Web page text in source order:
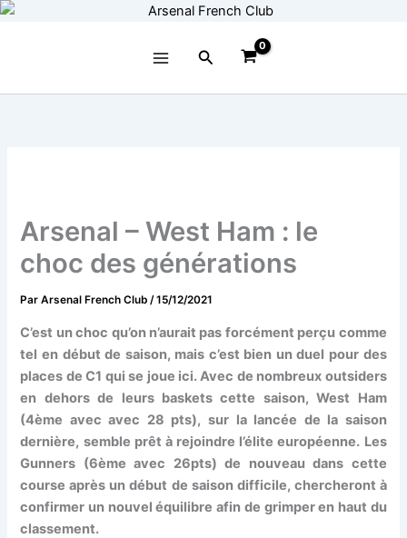
Aller
Rechercher
Arsenal – West Ham : le
choc des générations
ParArsenal French Club/15/12/2021
C’est un choc qu’on n’aurait pas forcément perçu comme
tel en début de saison, mais c’est bien un duel pour des
places de C1 qui se joue ici. Avec de nombreux outsiders
en dehors de leurs baskets cette saison, West Ham
(4ème avec avec 28 pts), sur la lancée de la saison
dernière, semble prêt à rejoindre l’élite européenne. Les
Gunners (6ème avec 26pts) de nouveau dans cette
course après un début de saison difficile, chercheront à
confirmer un nouvel équilibre afin de grimper en haut du
classement.